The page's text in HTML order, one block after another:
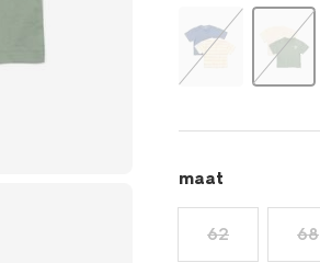
stuks-
ecru-
33187870ECRU.html
maat
62 68